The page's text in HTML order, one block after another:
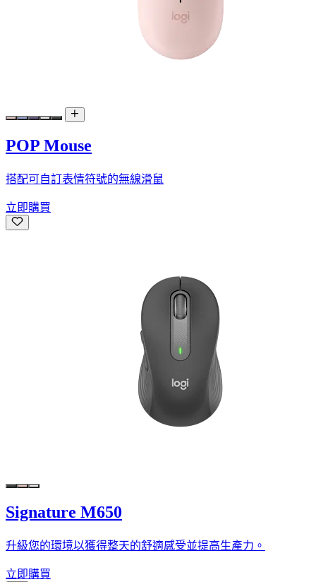
POP Mouse
搭配可自訂表情符號的無線滑鼠
立即購買
Signature M650
升級您的環境以獲得整天的舒適感受並提高生產力。
立即購買